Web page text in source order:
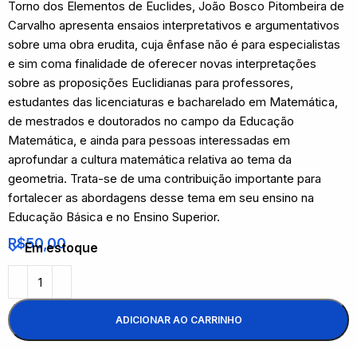
Torno dos Elementos de Euclides, João Bosco Pitombeira de
Carvalho apresenta ensaios interpretativos e argumentativos
sobre uma obra erudita, cuja ênfase não é para especialistas
e sim coma finalidade de oferecer novas interpretações
sobre as proposições Euclidianas para professores,
estudantes das licenciaturas e bacharelado em Matemática,
de mestrados e doutorados no campo da Educação
Matemática, e ainda para pessoas interessadas em
aprofundar a cultura matemática relativa ao tema da
geometria. Trata-se de uma contribuição importante para
fortalecer as abordagens desse tema em seu ensino na
Educação Básica e no Ensino Superior.
R$50,00
Em estoque
ADICIONAR AO CARRINHO